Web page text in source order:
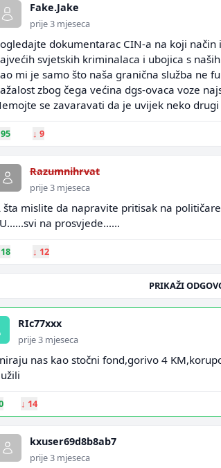
Fake.Jake
prije 3 mjeseca
dokumentarac CIN-a na koji
svjetskih kriminalaca i ubojica s
mi je samo što naša granična služba ne
zbog čega većina dgs-ovaca voze
se zavaravati da je uvijek neko drugi
95 ↓ 9
Razumnihrvat
prije 3 mjeseca
šta mislite da napravite pritisak na
na prosvjede......
18 ↓ 12
PRIKAŽI
RIc77xxx
prije 3 mjeseca
nas kao stočni fond,gorivo 4
↓ 14
kxuser69d8b8ab7
prije 3 mjeseca